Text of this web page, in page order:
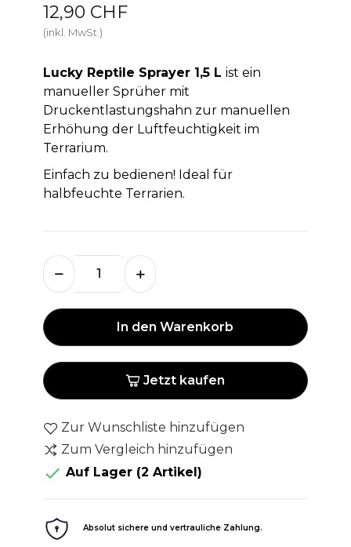
12,90 CHF
(inkl. MwSt.)
Lucky Reptile Sprayer 1,5 L ist ein
manueller Sprüher mit
Druckentlastungshahn zur manuellen
Erhöhung der Luftfeuchtigkeit im
Terrarium.
Einfach zu bedienen! Ideal für
halbfeuchte Terrarien.
In den Warenkorb
Jetzt kaufen
Zur Wunschliste hinzufügen
Zum Vergleich hinzufügen
 Auf Lager (2 Artikel)
Absolut sichere und vertrauliche Zahlung.